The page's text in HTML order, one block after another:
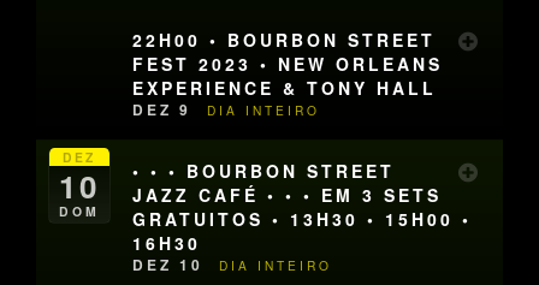
22H00 • BOURBON STREET
FEST 2023 • NEW ORLEANS
EXPERIENCE & TONY HALL
DEZ 9 DIA INTEIRO
DEZ
10
DOM
• • • BOURBON STREET
JAZZ CAFÉ • • • EM 3 SETS
GRATUITOS • 13H30 • 15H00 •
16H30
DEZ 10 DIA INTEIRO